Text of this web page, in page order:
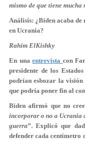
mismo de que tiene
Análisis: ¿Biden acaba de
en Ucrania?
Rahim ElKishky
En unaentrevista con
presidente de los
podrían esbozar la visión
que podría poner fin al
Biden afirmó que no
incorporar o no a Ucrania
guerra”. Explicó que
defender cada centímetro